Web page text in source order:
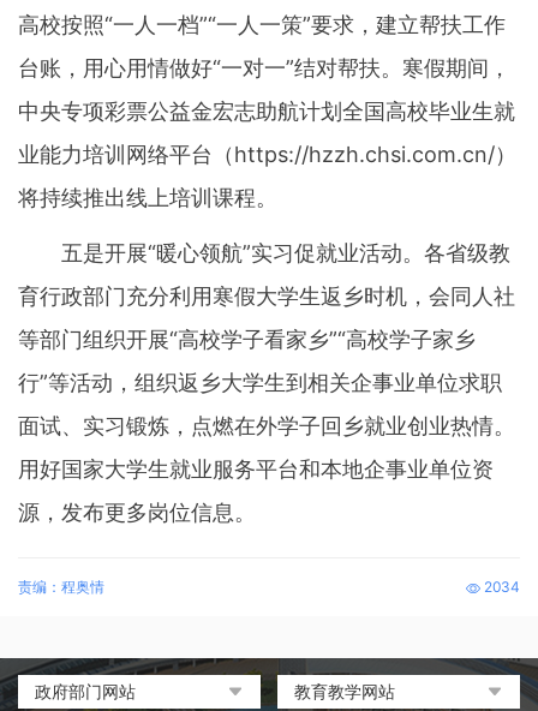
高校按照“一人一档”“一人一策”要求，建立帮扶工作
台账，用心用情做好“一对一”结对帮扶。寒假期间，
中央专项彩票公益金宏志助航计划全国高校毕业生就
业能力培训网络平台（https://hzzh.chsi.com.cn/）
将持续推出线上培训课程。
五是开展“暖心领航”实习促就业活动。各省级教
育行政部门充分利用寒假大学生返乡时机，会同人社
等部门组织开展“高校学子看家乡”“高校学子家乡
行”等活动，组织返乡大学生到相关企事业单位求职
面试、实习锻炼，点燃在外学子回乡就业创业热情。
用好国家大学生就业服务平台和本地企事业单位资
源，发布更多岗位信息。
责编：程奥情 2034
政府部门网站 教育教学网站